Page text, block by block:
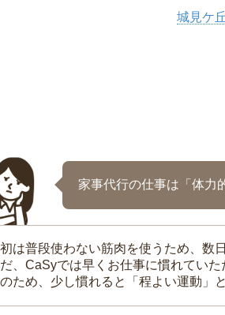
城見ケ丘
家事代行の仕事は「体力
は普段使わない筋肉を使うため、数
、CaSyでは早くお仕事に慣れてい
ため、少し慣れると「程よい運動」